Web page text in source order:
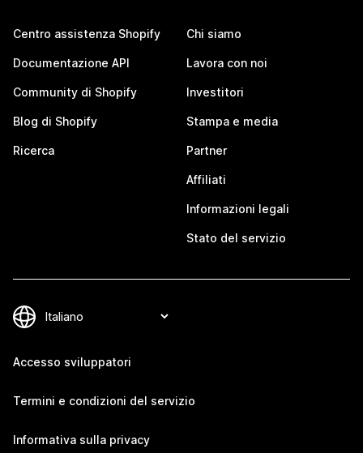
Centro assistenza Shopify
Documentazione API
Community di Shopify
Blog di Shopify
Ricerca
Chi siamo
Lavora con noi
Investitori
Stampa e media
Partner
Affiliati
Informazioni legali
Stato del servizio
Accesso sviluppatori
Termini e condizioni del servizio
Informativa sulla privacy